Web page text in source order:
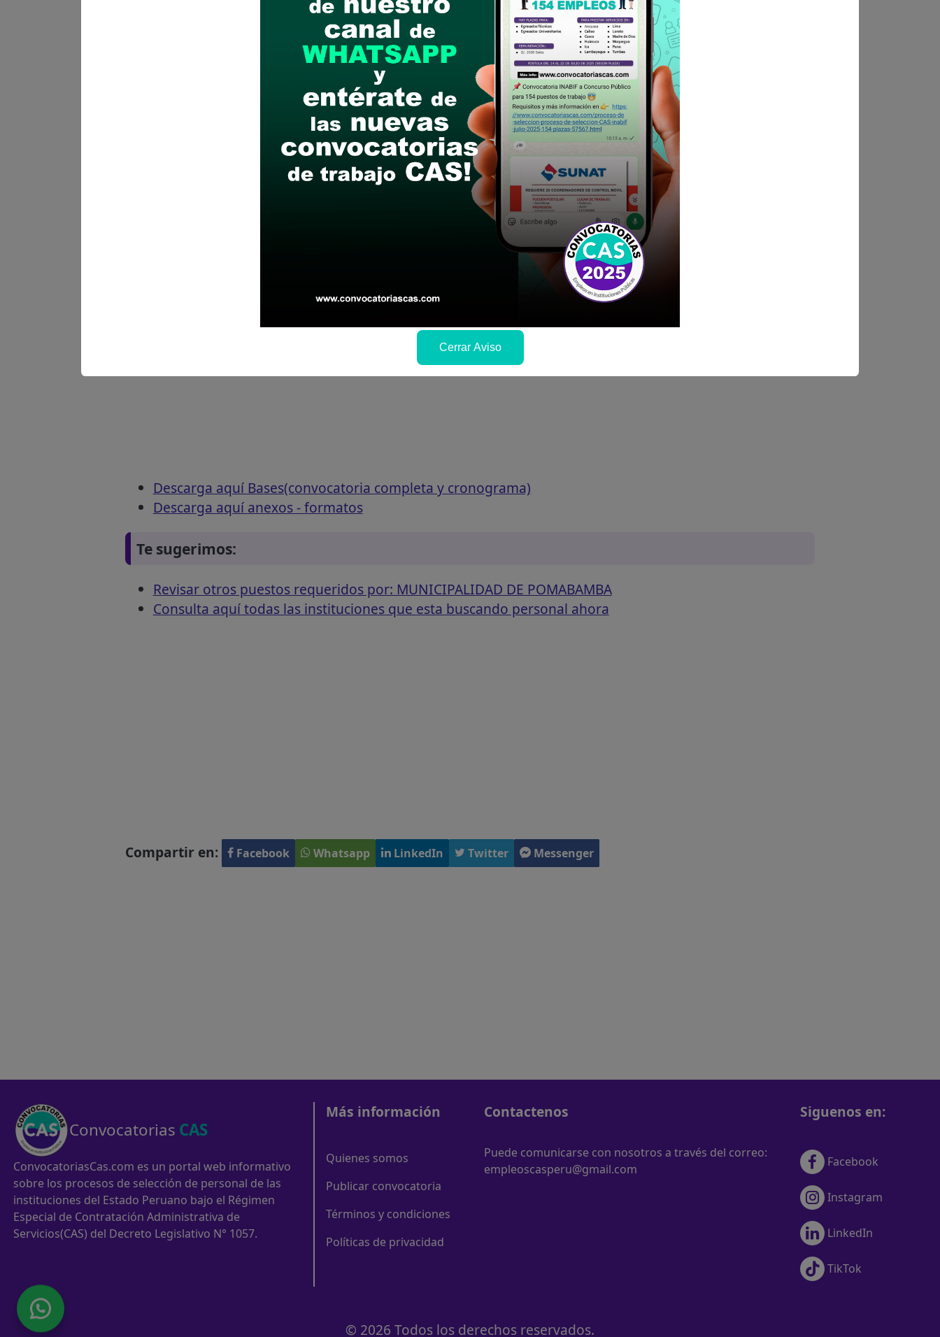
04 de agosto del 2023
Presentación de Currículum vitae y/o hoja de vida (CV) documentado, del postulante en
la siguiente dirección: Mesa de Partes de la entidad: Jr. Huamachuco N° S/N Pomabamba (Ex concejo).
Recomendaciones para postular
Descarga y revisa a detalle las bases del concurso público
Antes de postular, verifica si cumples con los requisitos para el puesto
Prepara tu documentación y presentalo en la fechas y por los medios que indica las bases
Revisar el cronograma para conocer cuando se publicará los resultados
Descarga aquí Bases(convocatoria completa y cronograma)
Descarga aquí anexos - formatos
Te sugerimos:
Revisar otros puestos requeridos por: MUNICIPALIDAD DE POMABAMBA
Consulta aquí todas las instituciones que esta buscando personal ahora
Compartir en: Facebook Whatsapp LinkedIn Twitter Messenger
Convocatorias CAS
ConvocatoriasCas.com es un portal web informativo
sobre los procesos de selección de personal de las
instituciones del Estado Peruano bajo el Régimen
Especial de Contratación Administrativa de
Servicios(CAS) del Decreto Legislativo N° 1057.
Más información
Quienes somos
Publicar convocatoria
Términos y condiciones
Políticas de privacidad
Contactenos
Puede comunicarse con nosotros a través del correo:
empleoscasperu@gmail.com
Siguenos en:
Facebook
Instagram
LinkedIn
TikTok
© 2026 Todos los derechos reservados.
Cerrar Aviso